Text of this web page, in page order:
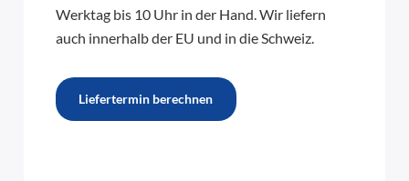
Werktag bis 10 Uhr in der Hand. Wir liefern
auch innerhalb der EU und in die Schweiz.
Liefertermin berechnen